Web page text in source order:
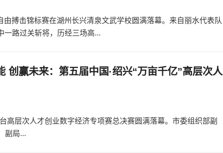
搏击锦标赛在湖州长兴清泉文武学校圆满落幕。来自丽水代表队
一路过关斩将，历经三场高...
创赢未来：第五届中国·绍兴“万亩千亿”高层次人
高层次人才创业数字经济专项赛总决赛圆满落幕。市委组织部副
副局...